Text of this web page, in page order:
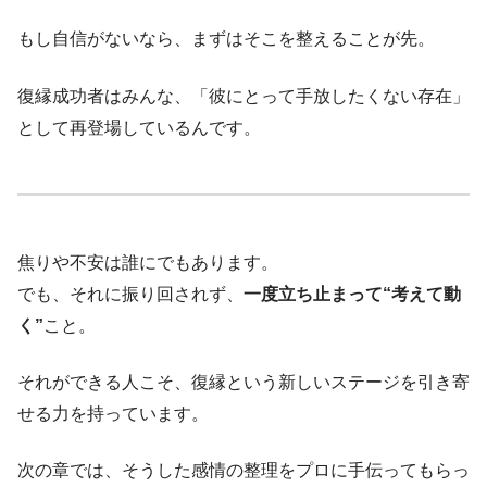
もし自信がないなら、まずはそこを整えることが先。
復縁成功者はみんな、「彼にとって手放したくない存在」
として再登場しているんです。
焦りや不安は誰にでもあります。
でも、それに振り回されず、 一度立ち止まって“考えて動
く”こと。
それができる人こそ、復縁という新しいステージを引き寄
せる力を持っています。
次の章では、そうした感情の整理をプロに手伝ってもらっ